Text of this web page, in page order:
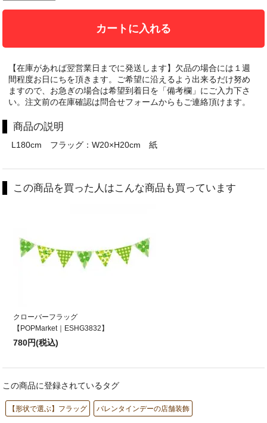
カートに入れる
【在庫があれば翌営業日までに発送します】欠品の場合には１週
間程度お日にちを頂きます。ご希望に沿えるよう出来るだけ努め
ますので、お急ぎの場合は希望到着日を「備考欄」にご入力下さ
い。注文前の在庫確認は問合せフォームからもご連絡頂けます。
商品の説明
L180cm フラッグ：W20×H20cm 紙
この商品を買った人はこんな商品も買っています
クローバーフラッグ
【POPMarket｜ESHG3832】
780円(税込)
この商品に登録されているタグ
【形状で選ぶ】フラッグ バレンタインデーの店舗装飾